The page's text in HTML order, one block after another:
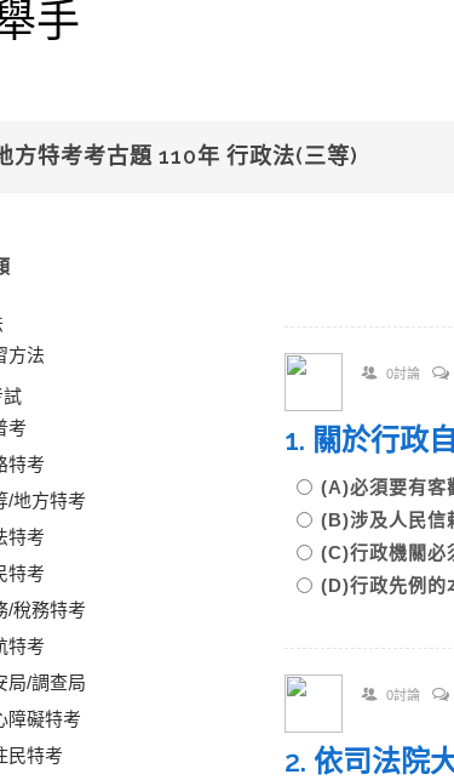
方特考考古題 110年 行政法(三等)
方法
試
考
特考
/地方特考
特考
特考
/稅務特考
特考
局/調查局
障礙特考
民特考
0討論
1. 關於行政
(A)必須要有
(B)涉及人民
(C)行政機關必
(D)行政先例的
0討論
2. 依司法院